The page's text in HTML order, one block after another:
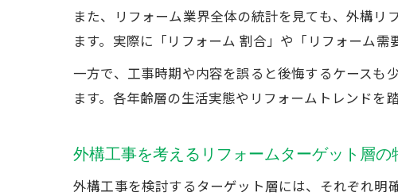
家
また、リフォーム業界全体の統計を見ても、外構
ます。実際に「リフォーム 割合」や「リフォーム
一方で、工事時期や内容を誤ると後悔するケースも
ます。各年齢層の生活実態やリフォームトレンドを
外構工事を考えるリフォームターゲット層の
外構工事を検討するターゲット層には、それぞれ明